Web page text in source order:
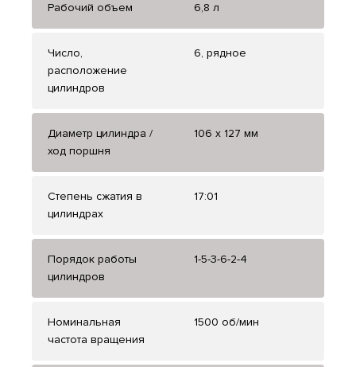
Рабочий объем 6,8 л
Число,
расположение
цилиндров
6, рядное
Диаметр цилиндра /
ход поршня
106 x 127 мм
Степень сжатия в
цилиндрах
17:01
Порядок работы
цилиндров
1-5-3-6-2-4
Номинальная
частота вращения
1500 об/мин